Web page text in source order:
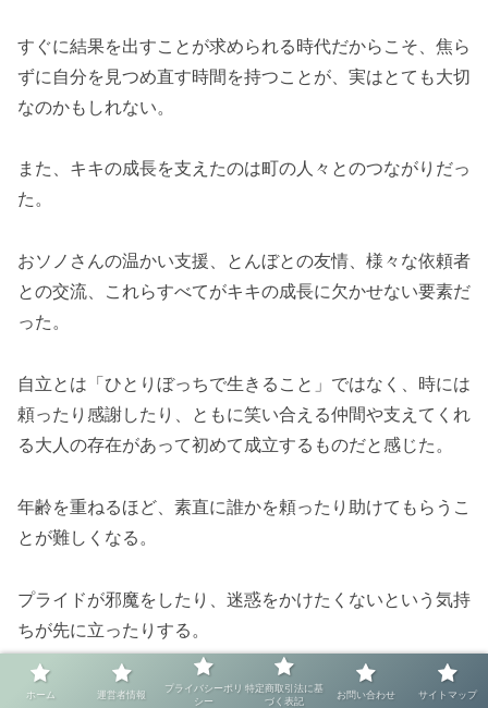
すぐに結果を出すことが求められる時代だからこそ、焦ら
ずに自分を見つめ直す時間を持つことが、実はとても大切
なのかもしれない。
また、キキの成長を支えたのは町の人々とのつながりだっ
た。
おソノさんの温かい支援、とんぼとの友情、様々な依頼者
との交流、これらすべてがキキの成長に欠かせない要素だ
った。
自立とは「ひとりぼっちで生きること」ではなく、時には
頼ったり感謝したり、ともに笑い合える仲間や支えてくれ
る大人の存在があって初めて成立するものだと感じた。
年齢を重ねるほど、素直に誰かを頼ったり助けてもらうこ
とが難しくなる。
プライドが邪魔をしたり、迷惑をかけたくないという気持
ちが先に立ったりする。
でも本当は、人とのつながりの中でこそ、自分自身の新し
ホーム 運営者情報
プライバシーポリ
シー
特定商取引法に基
づく表記
お問い合わせ サイトマップ